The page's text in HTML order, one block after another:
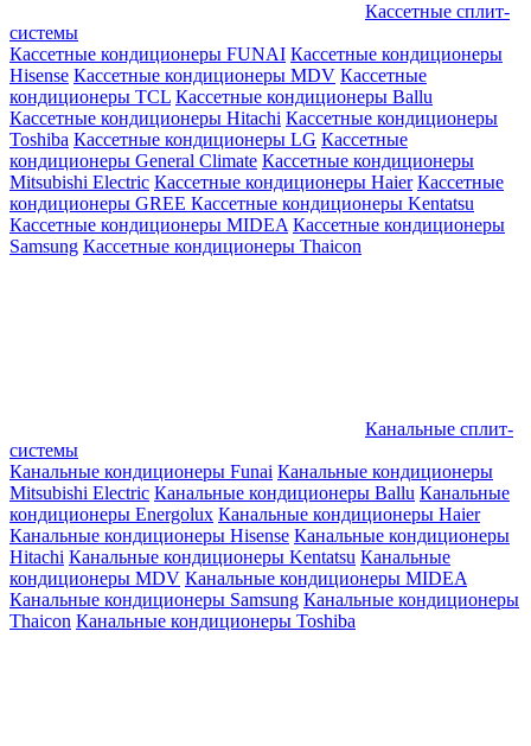
Кассетные сплит-
системы
Кассетные кондиционеры FUNAI Кассетные кондиционеры
Hisense Кассетные кондиционеры MDV Кассетные
кондиционеры TCL Кассетные кондиционеры Ballu
Кассетные кондиционеры Hitachi Кассетные кондиционеры
Toshiba Кассетные кондиционеры LG Кассетные
кондиционеры General Climate Кассетные кондиционеры
Mitsubishi Electric Кассетные кондиционеры Haier Кассетные
кондиционеры GREE Кассетные кондиционеры Kentatsu
Кассетные кондиционеры MIDEA Кассетные кондиционеры
Samsung Кассетные кондиционеры Thaicon
Канальные сплит-
системы
Канальные кондиционеры Funai Канальные кондиционеры
Mitsubishi Electric Канальные кондиционеры Ballu Канальные
кондиционеры Energolux Канальные кондиционеры Haier
Канальные кондиционеры Hisense Канальные кондиционеры
Hitachi Канальные кондиционеры Kentatsu Канальные
кондиционеры MDV Канальные кондиционеры MIDEA
Канальные кондиционеры Samsung Канальные кондиционеры
Thaicon Канальные кондиционеры Toshiba